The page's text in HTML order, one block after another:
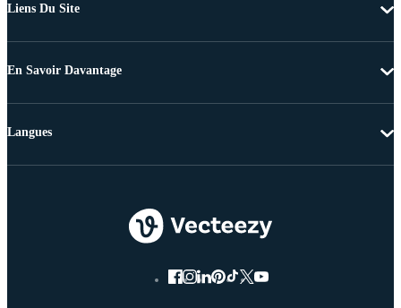
Liens Du Site
En Savoir Davantage
Langues